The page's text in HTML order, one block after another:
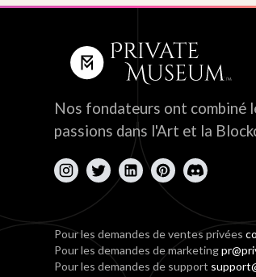
Nos fondateurs ont combiné
passions dans l'Art et la
Pour les demandes de ventes privées
Pour les demandes de marketing
Pour les demandes de support